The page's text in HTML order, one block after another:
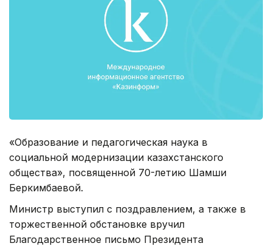
«Образование и педагогическая наука в
социальной модернизации казахстанского
общества», посвященной 70-летию Шамши
Беркимбаевой.
Министр выступил с поздравлением, а также в
торжественной обстановке вручил
Благодарственное письмо Президента